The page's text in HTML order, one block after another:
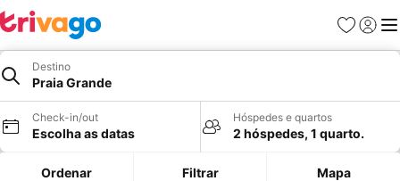
Favoritos
Iniciar
Destino
Praia Grande
Check-in/out
Escolha as datas
Hóspedes e quartos
2 hóspedes, 1 quarto.
Ordenar Filtrar Mapa